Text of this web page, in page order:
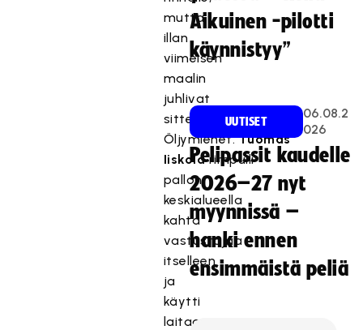
mutta
illan
viimeisen
maalin
juhlivat
sittenkin
Öljymiehet.Tuomas
Iiskolarimpuili
pallon
keskialueella
kahta
vastustajaa
itselleen
ja
käytti
laitaa
Aikuinen -pilotti
käynnistyy”
UUTISET
06.08.2
026
Pelipassit kaudelle
2026–27 nyt
myynnissä –
hanki ennen
ensimmäistä peliä